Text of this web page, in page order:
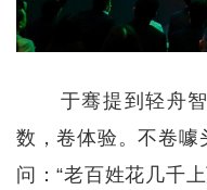
于骞提到轻舟
数，卷体验。不卷噱
问：“老百姓花几千